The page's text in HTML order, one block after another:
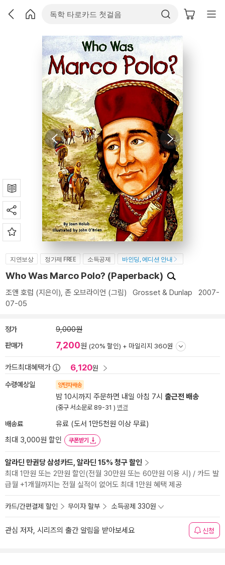
지연보상 정가제 FREE 소득공제 바인딩, 에디션 안내
Who Was Marco Polo? (Paperback)
조앤 호럽 (지은이), 존 오브라이언 (그림) Grosset & Dunlap 2007-
07-05
정가 9,000원
판매가 7,200원 (20% 할인) + 마일리지 360원
카드최대혜택가 6,120원
수령예상일 양탄자배송
밤 10시까지 주문하면 내일 아침 7시 출근전 배송
(중구 서소문로 89-31 ) 변경
배송료
유료 (도서 1만5천원 이상 무료)
최대 3,000원 할인
쿠폰받기
알라딘 만권당 삼성카드, 알라딘 15% 청구 할인
최대 1만원 또는 2만원 할인(전월 30만원 또는 60만원 이용 시) / 카드 발
급월 +1개월까지는 전월 실적이 없어도 최대 1만원 혜택 제공
카드/간편결제 할인 무이자 할부 소득공제 330원
관심 저자, 시리즈의 출간 알림을 받아보세요 신청